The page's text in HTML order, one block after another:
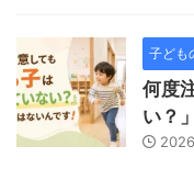
子ども
何度
い？